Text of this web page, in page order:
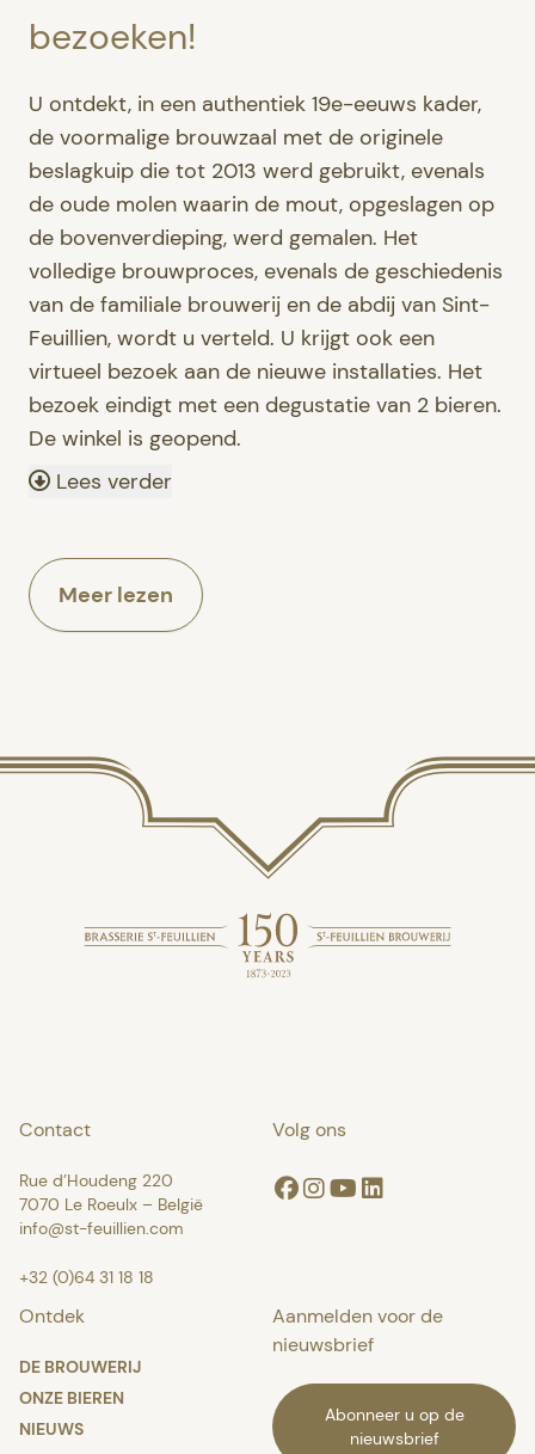
bezoeken!
U ontdekt, in een authentiek 19e-eeuws kader,
de voormalige brouwzaal met de originele
beslagkuip die tot 2013 werd gebruikt, evenals
de oude molen waarin de mout, opgeslagen op
de bovenverdieping, werd gemalen. Het
volledige brouwproces, evenals de geschiedenis
van de familiale brouwerij en de abdij van Sint-
Feuillien, wordt u verteld. U krijgt ook een
virtueel bezoek aan de nieuwe installaties. Het
bezoek eindigt met een degustatie van 2 bieren.
De winkel is geopend.
Lees verder
Meer lezen
Contact
Rue d’Houdeng 220
7070 Le Roeulx – België
info@st-feuillien.com
+32 (0)64 31 18 18
Volg ons
Facebook
Instagram
YoutubeLinkedin
Ontdek
DE BROUWERIJ
ONZE BIEREN
NIEUWS
Aanmelden voor de
nieuwsbrief
Abonneer u op de
nieuwsbrief